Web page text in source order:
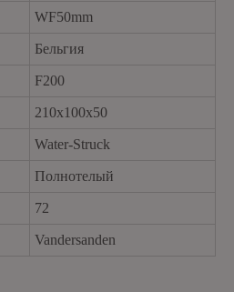
WF50mm
Бельгия
F200
210x100x50
Water-Struck
Полнотелый
72
Vandersanden